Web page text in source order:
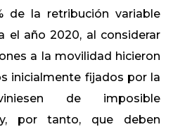
de la retribución variable
el año 2020, al considerar
a la movilidad hicieron
inicialmente fijados por la
de imposible
por tanto, que deben